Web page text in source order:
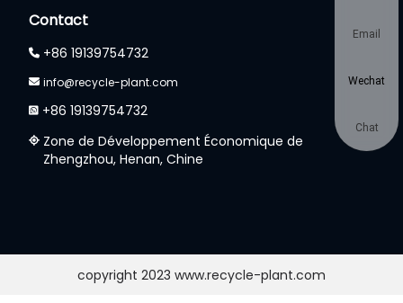
Contact
+86 19139754732
info@recycle-plant.com
+86 19139754732
Zone de Développement Économique de
Zhengzhou, Henan, Chine
copyright 2023 www.recycle-plant.com
Email
Wechat
Chat